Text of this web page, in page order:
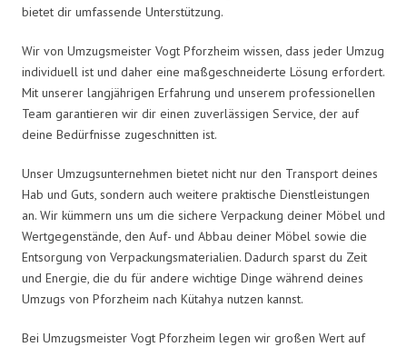
bietet dir umfassende Unterstützung.
Wir von Umzugsmeister Vogt Pforzheim wissen, dass jeder Umzug
individuell ist und daher eine maßgeschneiderte Lösung erfordert.
Mit unserer langjährigen Erfahrung und unserem professionellen
Team garantieren wir dir einen zuverlässigen Service, der auf
deine Bedürfnisse zugeschnitten ist.
Unser Umzugsunternehmen bietet nicht nur den Transport deines
Hab und Guts, sondern auch weitere praktische Dienstleistungen
an. Wir kümmern uns um die sichere Verpackung deiner Möbel und
Wertgegenstände, den Auf- und Abbau deiner Möbel sowie die
Entsorgung von Verpackungsmaterialien. Dadurch sparst du Zeit
und Energie, die du für andere wichtige Dinge während deines
Umzugs von Pforzheim nach Kütahya nutzen kannst.
Bei Umzugsmeister Vogt Pforzheim legen wir großen Wert auf